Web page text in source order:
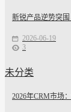
新锐产品逆势突
2026-06-19
3
未分类
2026年CRM市场